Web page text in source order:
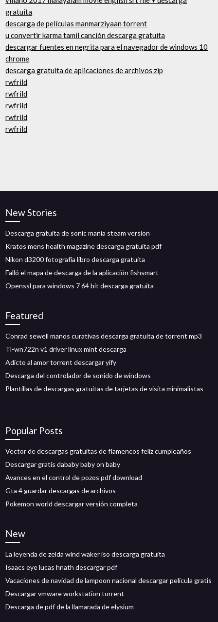
gratuita
descarga de películas manmarziyaan torrent
u convertir karma tamil canción descarga gratuita
descargar fuentes en negrita para el navegador de windows 10
chrome
descarga gratuita de aplicaciones de archivos zip
rwfrild
rwfrild
rwfrild
rwfrild
rwfrild
New Stories
Descarga gratuita de sonic mania steam version
Kratos mens health magazine descarga gratuita pdf
Nikon d3200 fotografía libro descarga gratuita
Falló el mapa de descarga de la aplicación fishsmart
Openssl para windows 7 64 bit descarga gratuita
Featured
Conrad sewell manos curativas descarga gratuita de torrent mp3
Tl-wn722n v1 driver linux mint descarga
Adicto al amor torrent descargar yify
Descarga del controlador de sonido de windows
Plantillas de descargas gratuitas de tarjetas de visita minimalistas
Popular Posts
Vector de descargas gratuitas de flamencos feliz cumpleaños
Descargar gratis dababy baby on baby
Avances en el control de pozos pdf download
Gta 4 guardar descargas de archivos
Pokemon world descargar versión completa
New
La leyenda de zelda wind waker iso descarga gratuita
Isaacs eye lucas hnath descargar pdf
Vacaciones de navidad de lampoon nacional descargar película gratis
Descargar vmware workstation torrent
Descarga de pdf de la llamarada de elysium